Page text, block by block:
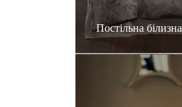
Постільна білизна